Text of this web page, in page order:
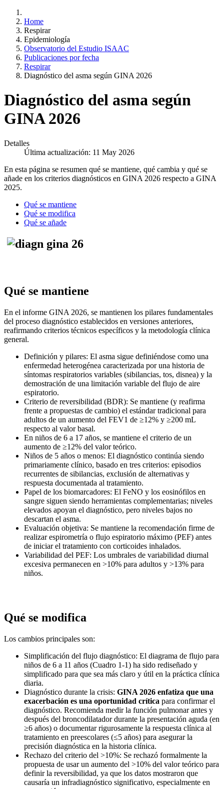
Home
Respirar
Epidemiología
Observatorio del Estudio ISAAC
Publicaciones por fecha
Respirar
Diagnóstico del asma según GINA 2026
Diagnóstico del asma según
GINA 2026
Detalles
Última actualización: 11 May 2026
En esta página se resumen qué se mantiene, qué cambia y qué se
añade en los criterios diagnósticos en GINA 2026 respecto a GINA
2025.
Qué se mantiene
Qué se modifica
Qué se añade
Qué se mantiene
En el informe GINA 2026, se mantienen los pilares fundamentales
del proceso diagnóstico establecidos en versiones anteriores,
reafirmando criterios técnicos específicos y la metodología clínica
general.
Definición y pilares: El asma sigue definiéndose como una
enfermedad heterogénea caracterizada por una historia de
síntomas respiratorios variables (sibilancias, tos, disnea) y la
demostración de una limitación variable del flujo de aire
espiratorio.
Criterio de reversibilidad (BDR): Se mantiene (y reafirma
frente a propuestas de cambio) el estándar tradicional para
adultos de un aumento del FEV1 de ≥12% y ≥200 mL
respecto al valor basal.
En niños de 6 a 17 años, se mantiene el criterio de un
aumento de ≥12% del valor teórico.
Niños de 5 años o menos: El diagnóstico continúa siendo
primariamente clínico, basado en tres criterios: episodios
recurrentes de sibilancias, exclusión de alternativas y
respuesta documentada al tratamiento.
Papel de los biomarcadores: El FeNO y los eosinófilos en
sangre siguen siendo herramientas complementarias; niveles
elevados apoyan el diagnóstico, pero niveles bajos no
descartan el asma.
Evaluación objetiva: Se mantiene la recomendación firme de
realizar espirometría o flujo espiratorio máximo (PEF) antes
de iniciar el tratamiento con corticoides inhalados.
Variabilidad del PEF: Los umbrales de variabilidad diurnal
excesiva permanecen en >10% para adultos y >13% para
niños.
Qué se modifica
Los cambios principales son:
Simplificación del flujo diagnóstico: El diagrama de flujo para
niños de 6 a 11 años (Cuadro 1-1) ha sido rediseñado y
simplificado para que sea más claro y útil en la práctica clínica
diaria.
Diagnóstico durante la crisis: GINA 2026 enfatiza que una
exacerbación es una oportunidad crítica para confirmar el
diagnóstico. Recomienda medir la función pulmonar antes y
después del broncodilatador durante la presentación aguda (en
≥6 años) o documentar rigurosamente la respuesta clínica al
tratamiento en preescolares (≤5 años) para asegurar la
precisión diagnóstica en la historia clínica.
Rechazo del criterio del >10%: Se rechazó formalmente la
propuesta de usar un aumento del >10% del valor teórico para
definir la reversibilidad, ya que los datos mostraron que
causaría un infradiagnóstico significativo, especialmente en